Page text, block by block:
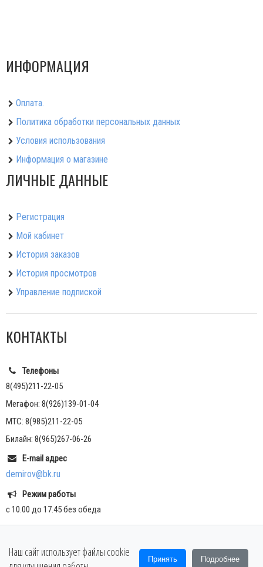
ИНФОРМАЦИЯ
Оплата.
Политика обработки персональных данных
Условия использования
Информация о магазине
ЛИЧНЫЕ ДАННЫЕ
Регистрация
Мой кабинет
История заказов
История просмотров
Управление подпиской
КОНТАКТЫ
Телефоны
8(495)211-22-05
Мегафон: 8(926)139-01-04
МТС: 8(985)211-22-05
Билайн: 8(965)267-06-26
E-mail адрес
demirov@bk.ru
Режим работы
с 10.00 до 17.45 без обеда
Copyright © 2018
Наш сайт использует файлы cookie
Принять Подробнее